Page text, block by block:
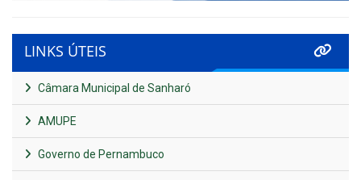
LINKS ÚTEIS
Câmara Municipal de Sanharó
AMUPE
Governo de Pernambuco